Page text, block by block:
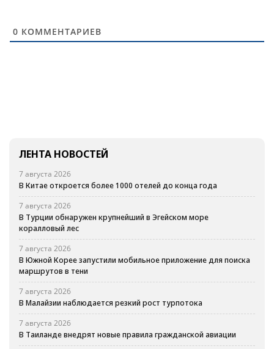
0 КОММЕНТАРИЕВ
ЛЕНТА НОВОСТЕЙ
7 августа 2026
В Китае откроется более 1000 отелей до конца года
7 августа 2026
В Турции обнаружен крупнейший в Эгейском море
коралловый лес
7 августа 2026
В Южной Корее запустили мобильное приложение для поиска
маршрутов в тени
7 августа 2026
В Малайзии наблюдается резкий рост турпотока
7 августа 2026
В Таиланде внедрят новые правила гражданской авиации